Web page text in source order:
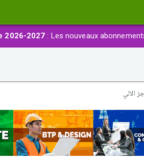
2026-2027 : Les nouveaux
الالي